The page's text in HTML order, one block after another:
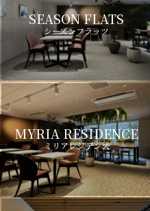
SEASON FLATS
シーズンフラッツ
MYRIA RESIDENCE
ミリアレジデンス